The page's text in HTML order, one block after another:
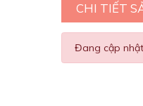
CHI TIẾT
Đang cập nhật